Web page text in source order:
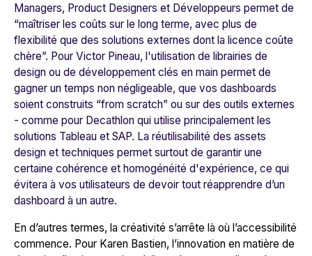
Managers, Product Designers et Développeurs permet de
“maîtriser les coûts sur le long terme, avec plus de
flexibilité que des solutions externes dont la licence coûte
chère”. Pour Victor Pineau, l'utilisation de librairies de
design ou de développement clés en main permet de
gagner un temps non négligeable, que vos dashboards
soient construits “from scratch” ou sur des outils externes
- comme pour Decathlon qui utilise principalement les
solutions Tableau et SAP. La réutilisabilité des assets
design et techniques permet surtout de garantir une
certaine cohérence et homogénéité d'expérience, ce qui
évitera à vos utilisateurs de devoir tout réapprendre d’un
dashboard à un autre.
En d’autres termes, la créativité s’arrête là où l’accessibilité
commence. Pour Karen Bastien, l’innovation en matière de